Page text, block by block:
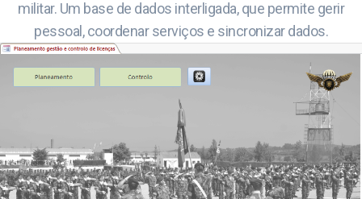
militar. Um base de dados interligada, que permite gerir
pessoal, coordenar serviços e sincronizar dados.